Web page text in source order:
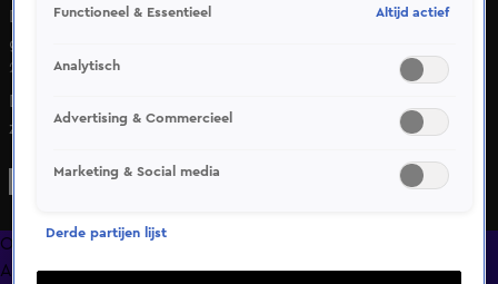
David en Isa dansen erop los: “Ik ben beter als ik heb
gedronken!”
26 feb 2025, 11:25
David en Isa wagen zich aan een potje Just Dance en laten
zich helemaal meeslepen door de muziek. Terwijl ze de
in dansen als ik heb gedronken!" David grijnst en blijft
een drankje op?
Overzicht
Afleveringen
Functioneel & Essentieel Altijd actief
Analytisch
Advertising & Commercieel
Marketing & Social media
Derde partijen lijst